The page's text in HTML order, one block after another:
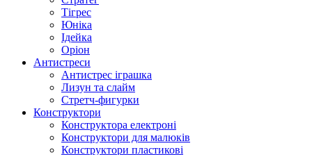
Тігрес
Юніка
Ідейка
Оріон
Антистреси
Антистрес іграшка
Лизун та слайм
Стретч-фигурки
Конструктори
Конструктора електроні
Конструктори для малюків
Конструктори пластикові